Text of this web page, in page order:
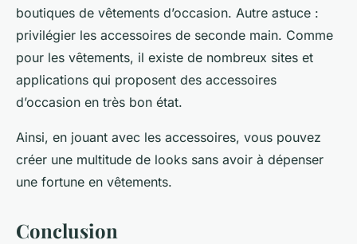
boutiques de vêtements d’occasion. Autre astuce :
privilégier les accessoires de seconde main. Comme
pour les vêtements, il existe de nombreux sites et
applications qui proposent des accessoires
d’occasion en très bon état.
Ainsi, en jouant avec les accessoires, vous pouvez
créer une multitude de looks sans avoir à dépenser
une fortune en vêtements.
Conclusion